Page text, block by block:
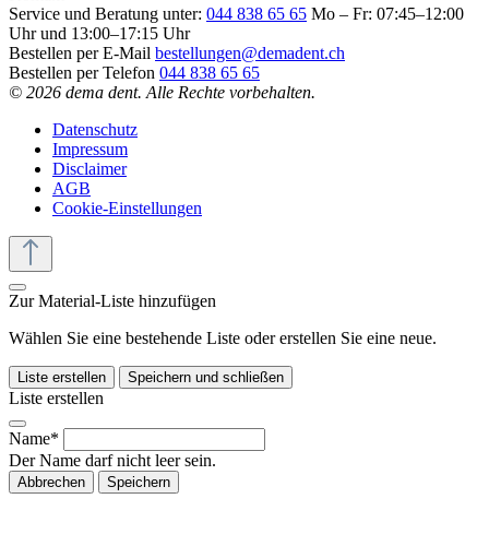
Service und Beratung unter: 044 838 65 65 Mo – Fr: 07:45–12:00
Uhr und 13:00–17:15 Uhr
Bestellen per E-Mail bestellungen@demadent.ch
Bestellen per Telefon 044 838 65 65
© 2026 dema dent. Alle Rechte vorbehalten.
Datenschutz
Impressum
Disclaimer
AGB
Cookie-Einstellungen
Zur Material-Liste hinzufügen
Wählen Sie eine bestehende Liste oder erstellen Sie eine neue.
Liste erstellen Speichern und schließen
Liste erstellen
Name*
Der Name darf nicht leer sein.
Abbrechen Speichern